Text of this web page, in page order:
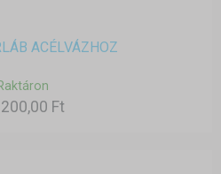
ACÉLVÁZHOZ
Ft